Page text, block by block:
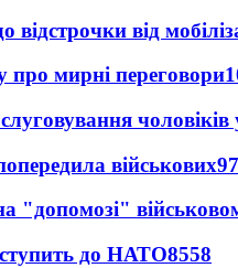
від
про мирні переговори
військових
до НАТО8558